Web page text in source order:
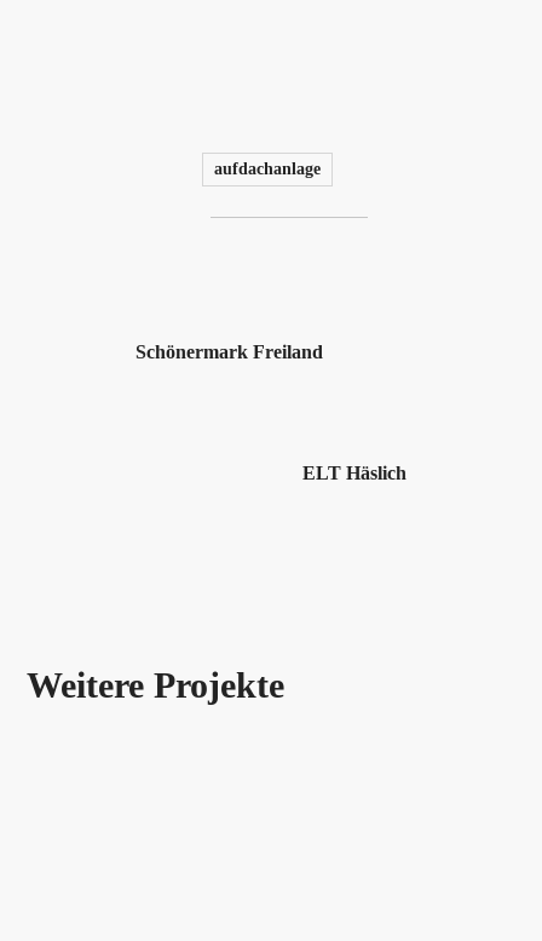
aufdachanlage
Schönermark Freiland
ELT Häslich
Weitere Projekte